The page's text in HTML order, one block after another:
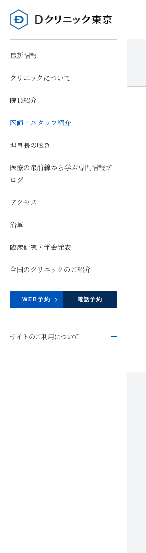
最新情報
クリニックについて
院長紹介
医師・スタッフ紹介
理事長の呟き
医療の最前線から学ぶ専門情報ブ
ログ
アクセス
沿革
臨床研究・学会発表
全国のクリニックのご紹介
WEB予約 電話予約
サイトのご利用について